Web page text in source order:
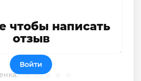
чтобы написать
отзыв
Войти